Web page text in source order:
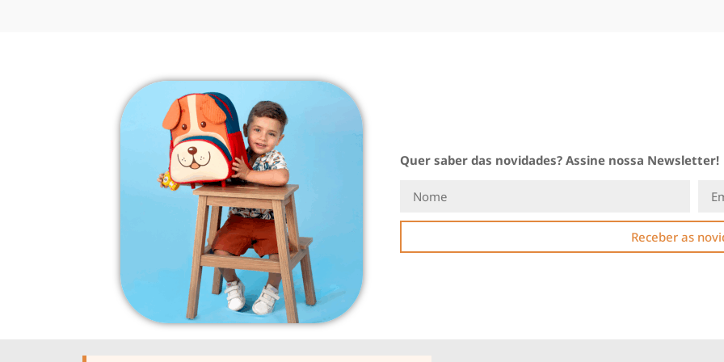
Quer saber das novidades? Assine nossa Newsletter!
Receber as